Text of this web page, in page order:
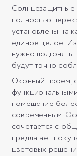
полностью
установлены на
единое целое.
нужно
будут точно
Оконный проем,
помещение
современным.
сочетается с
предлагает
цветовых